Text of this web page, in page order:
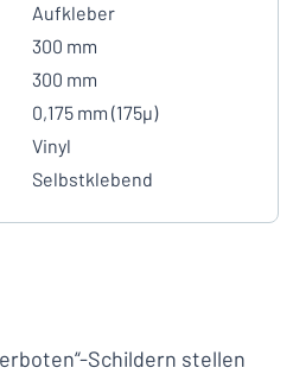
Aufkleber
300 mm
300 mm
0,175 mm (175µ)
Vinyl
Selbstklebend
Schildern stellen